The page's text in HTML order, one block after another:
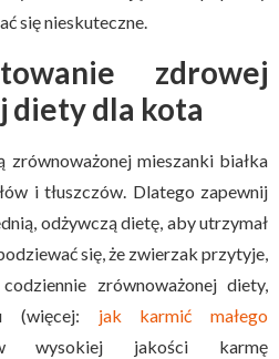
się nieskuteczne.
zdrowej
diety dla kota
mieszanki białka
i tłuszczów. Dlatego zapewnij
odżywczą dietę, aby utrzymał
się, że zwierzak przytyje,
zrównoważonej diety,
(więcej: jak karmić małego
wysokiej jakości karmę